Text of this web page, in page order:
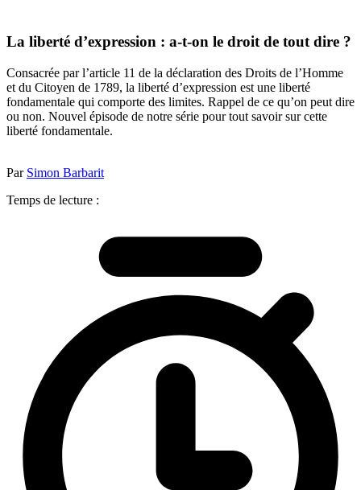
La liberté d’expression : a-t-on le droit de tout dire ?
Consacrée par l’article 11 de la déclaration des Droits de l’Homme
et du Citoyen de 1789, la liberté d’expression est une liberté
fondamentale qui comporte des limites. Rappel de ce qu’on peut dire
ou non. Nouvel épisode de notre série pour tout savoir sur cette
liberté fondamentale.
Par Simon Barbarit
Temps de lecture :